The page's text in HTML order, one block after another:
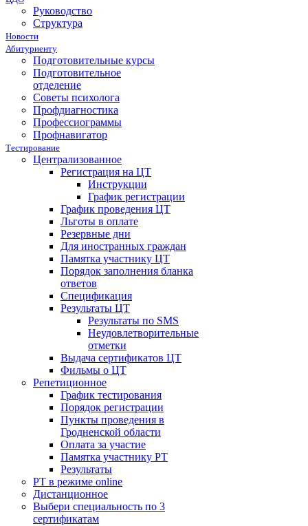
Руководство
Структура
Новости
Абитуриенту
Подготовительные курсы
Подготовительное
отделение
Советы психолога
Профдиагностика
Профессиограммы
Профнавигатор
Тестирование
Централизованное
Регистрация на ЦТ
Инструкции
График регистрации
График проведения ЦТ
Льготы в оплате
Резервные дни
Для иностранных граждан
Памятка участнику ЦТ
Порядок заполнения бланка
ответов
Спецификация
Результаты ЦТ
Результаты по SMS
Неудовлетворительные
отметки
Выдача сертификатов ЦТ
Фильмы о ЦТ
Репетиционное
График тестирования
Порядок регистрации
Пункты проведения в
Гродненской области
Оплата за участие
Памятка участнику РТ
Результаты
РТ в режиме online
Дистанционное
Выбери специальность по 3
сертификатам